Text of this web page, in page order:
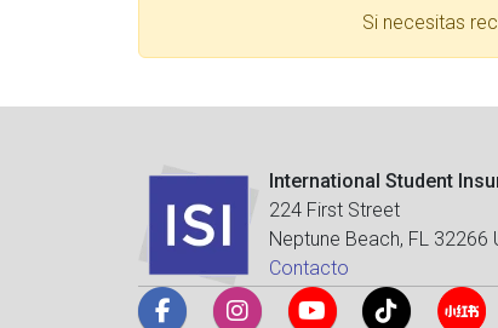
Si necesitas
International Student
224 First Street
Neptune Beach, FL 32266
Contacto